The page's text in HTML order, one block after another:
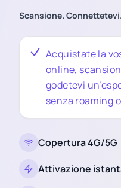
Scansione.
Acquistate la
online,
godetevi
senza roaming
Copertura 4G/5G
Attivazione